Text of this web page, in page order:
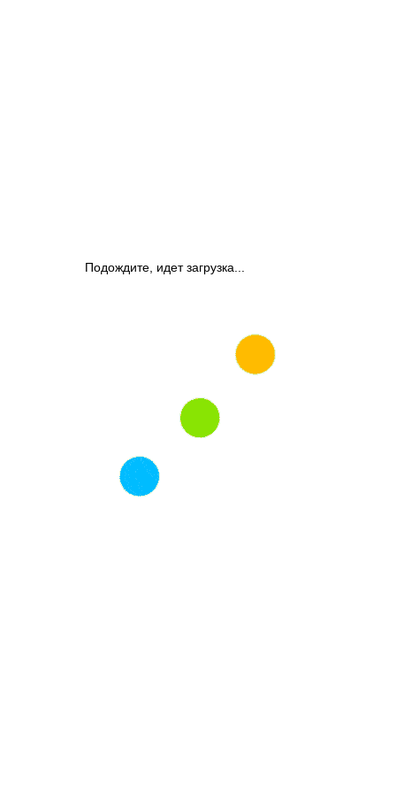
Подождите, идет загрузка...